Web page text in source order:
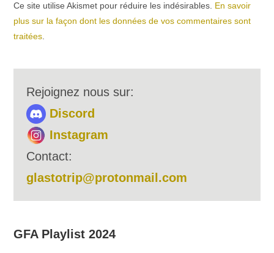
Ce site utilise Akismet pour réduire les indésirables. En savoir
plus sur la façon dont les données de vos commentaires sont
traitées.
Rejoignez nous sur:
Discord
Instagram
Contact:
glastotrip@protonmail.com
GFA Playlist 2024